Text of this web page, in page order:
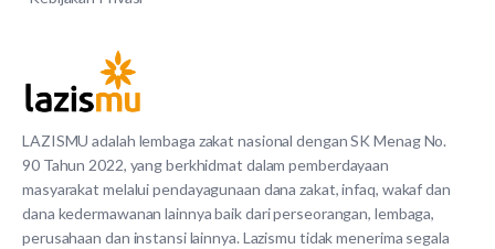
LAZISMU adalah lembaga zakat nasional dengan SK Menag No.
90 Tahun 2022, yang berkhidmat dalam pemberdayaan
masyarakat melalui pendayagunaan dana zakat, infaq, wakaf dan
dana kedermawanan lainnya baik dari perseorangan, lembaga,
perusahaan dan instansi lainnya. Lazismu tidak menerima segala